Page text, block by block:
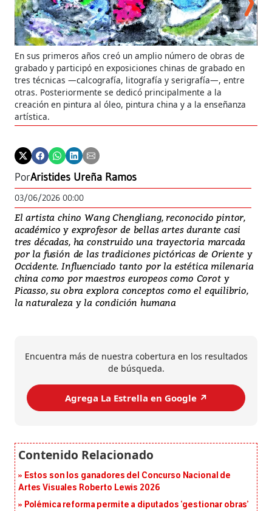
En sus primeros años creó un amplio número de obras de
grabado y participó en exposiciones chinas de grabado en
tres técnicas —calcografía, litografía y serigrafía—, entre
otras. Posteriormente se dedicó principalmente a la
creación en pintura al óleo, pintura china y a la enseñanza
artística.
PorAristides Ureña Ramos
03/06/2026 00:00
El artista chino Wang Chengliang, reconocido pintor,
académico y exprofesor de bellas artes durante casi
tres décadas, ha construido una trayectoria marcada
por la fusión de las tradiciones pictóricas de Oriente y
Occidente. Influenciado tanto por la estética milenaria
china como por maestros europeos como Corot y
Picasso, su obra explora conceptos como el equilibrio,
la naturaleza y la condición humana
Encuentra más de nuestra cobertura en los resultados
de búsqueda.
Agrega La Estrella en Google ↗️
Estos son los ganadores del Concurso Nacional de
Artes Visuales Roberto Lewis 2026
Polémica reforma permite a diputados ‘gestionar obras’